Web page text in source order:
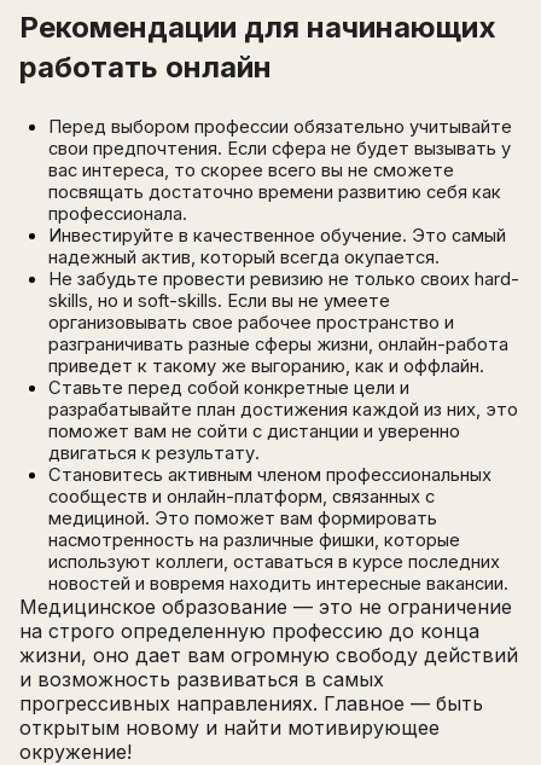
Рекомендации для начинающих
работать онлайн
Перед выбором профессии обязательно учитывайте
свои предпочтения. Если сфера не будет вызывать у
вас интереса, то скорее всего вы не сможете
посвящать достаточно времени развитию себя как
профессионала.
Инвестируйте в качественное обучение. Это самый
надежный актив, который всегда окупается.
Не забудьте провести ревизию не только своих hard-
skills, но и soft-skills. Если вы не умеете
организовывать свое рабочее пространство и
разграничивать разные сферы жизни, онлайн-работа
приведет к такому же выгоранию, как и оффлайн.
Ставьте перед собой конкретные цели и
разрабатывайте план достижения каждой из них, это
поможет вам не сойти с дистанции и уверенно
двигаться к результату.
Становитесь активным членом профессиональных
сообществ и онлайн-платформ, связанных с
медициной. Это поможет вам формировать
насмотренность на различные фишки, которые
используют коллеги, оставаться в курсе последних
новостей и вовремя находить интересные вакансии.
Медицинское образование — это не ограничение
на строго определенную профессию до конца
жизни, оно дает вам огромную свободу действий
и возможность развиваться в самых
прогрессивных направлениях. Главное — быть
открытым новому и найти мотивирующее
окружение!